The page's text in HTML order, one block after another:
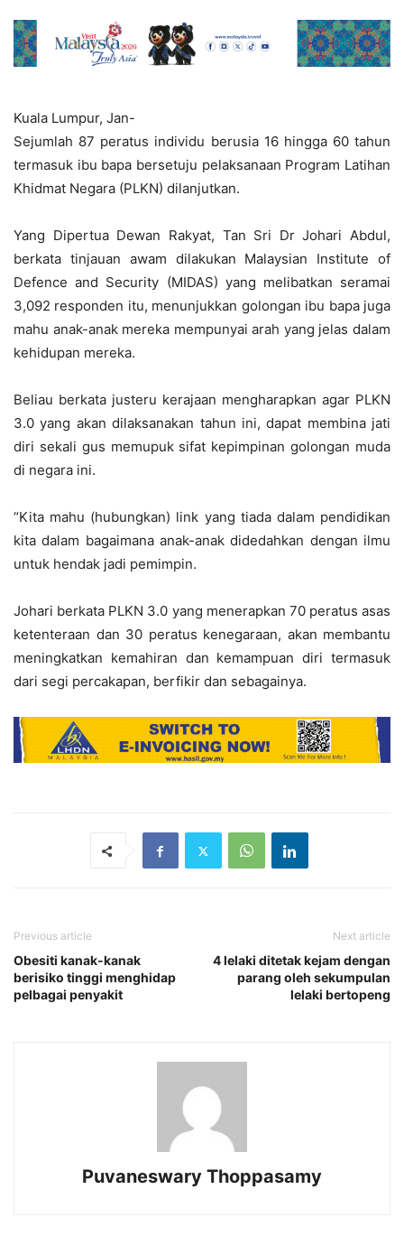
Kuala Lumpur, Jan-
Sejumlah 87 peratus individu berusia 16 hingga 60 tahun
termasuk ibu bapa bersetuju pelaksanaan Program Latihan
Khidmat Negara (PLKN) dilanjutkan.
Yang Dipertua Dewan Rakyat, Tan Sri Dr Johari Abdul,
berkata tinjauan awam dilakukan Malaysian Institute of
Defence and Security (MIDAS) yang melibatkan seramai
3,092 responden itu, menunjukkan golongan ibu bapa juga
mahu anak-anak mereka mempunyai arah yang jelas dalam
kehidupan mereka.
Beliau berkata justeru kerajaan mengharapkan agar PLKN
3.0 yang akan dilaksanakan tahun ini, dapat membina jati
diri sekali gus memupuk sifat kepimpinan golongan muda
di negara ini.
“Kita mahu (hubungkan) link yang tiada dalam pendidikan
kita dalam bagaimana anak-anak didedahkan dengan ilmu
untuk hendak jadi pemimpin.
Johari berkata PLKN 3.0 yang menerapkan 70 peratus asas
ketenteraan dan 30 peratus kenegaraan, akan membantu
meningkatkan kemahiran dan kemampuan diri termasuk
dari segi percakapan, berfikir dan sebagainya.
Previous article
Obesiti kanak-kanak
berisiko tinggi menghidap
pelbagai penyakit
Next article
4 lelaki ditetak kejam dengan
parang oleh sekumpulan
lelaki bertopeng
Puvaneswary Thoppasamy